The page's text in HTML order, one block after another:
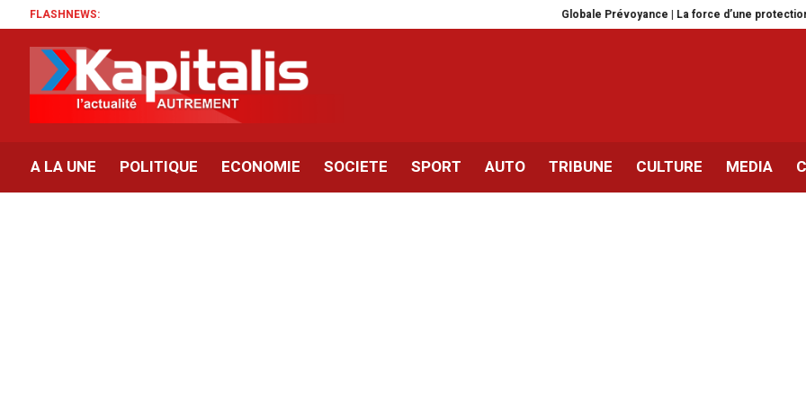
FLASHNEWS: Globale Prévoyance | La force d’une protection
A LA UNE POLITIQUE ECONOMIE SOCIETE SPORT AUTO TRIBUNE CULTURE MEDIA